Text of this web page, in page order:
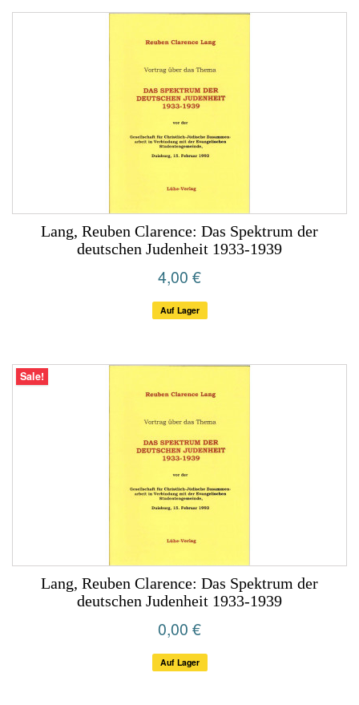
Lang, Reuben Clarence: Das Spektrum der
deutschen Judenheit 1933-1939
4,00 €
Auf Lager
Sale!
Lang, Reuben Clarence: Das Spektrum der
deutschen Judenheit 1933-1939
0,00 €
Auf Lager